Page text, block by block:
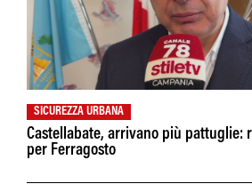
SICUREZZA URBANA
Castellabate, arrivano più pattuglie:
per Ferragosto